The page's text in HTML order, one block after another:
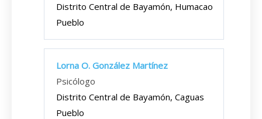
Distrito Central de Bayamón, Humacao
Pueblo
Lorna O. González Martínez
Psicólogo
Distrito Central de Bayamón, Caguas
Pueblo